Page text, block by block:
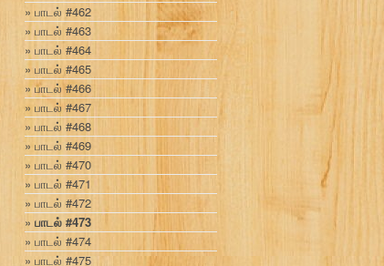
பாடல் #462
பாடல் #463
பாடல் #464
பாடல் #465
பாடல் #466
பாடல் #467
பாடல் #468
பாடல் #469
பாடல் #470
பாடல் #471
பாடல் #472
பாடல் #473
பாடல் #474
பாடல் #475